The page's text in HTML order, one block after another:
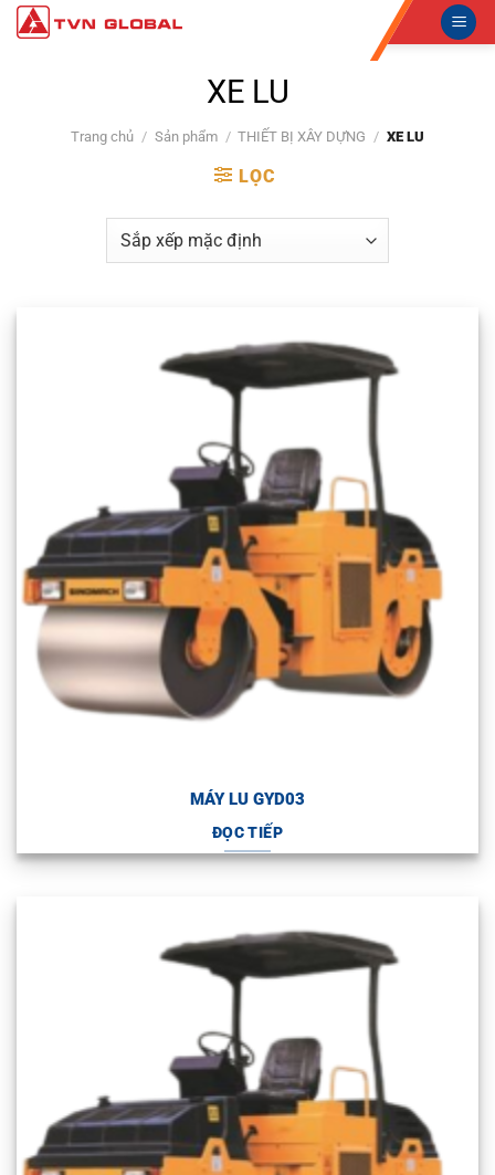
Skip
XE LU
Trang chủ / Sản phẩm / THIẾT BỊ XÂY DỰNG / XE LU
LỌC
MÁY LU GYD03
ĐỌC TIẾP